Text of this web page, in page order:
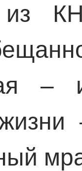
из
–